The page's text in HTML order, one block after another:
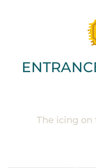
The icing on